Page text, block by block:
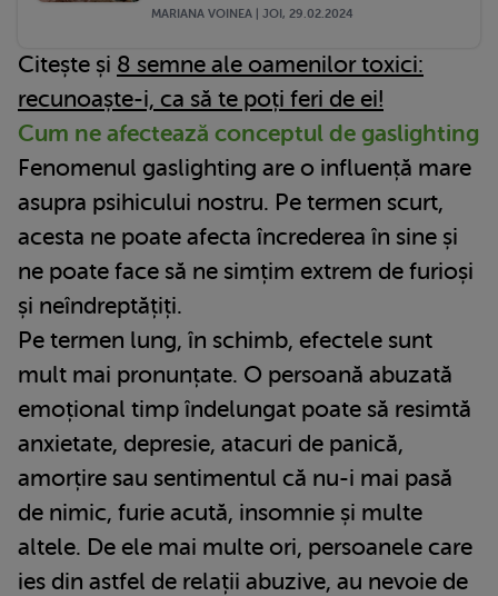
MARIANA VOINEA | JOI, 29.02.2024
Citește și 8 semne ale oamenilor toxici:
recunoaște-i, ca să te poți feri de ei!
Cum ne afectează conceptul de gaslighting
Fenomenul gaslighting are o influență mare
asupra psihicului nostru. Pe termen scurt,
acesta ne poate afecta încrederea în sine și
ne poate face să ne simțim extrem de furioși
și neîndreptățiți.
Pe termen lung, în schimb, efectele sunt
mult mai pronunțate. O persoană abuzată
emoțional timp îndelungat poate să resimtă
anxietate, depresie, atacuri de panică,
amorțire sau sentimentul că nu-i mai pasă
de nimic, furie acută, insomnie și multe
altele. De ele mai multe ori, persoanele care
ies din astfel de relații abuzive, au nevoie de